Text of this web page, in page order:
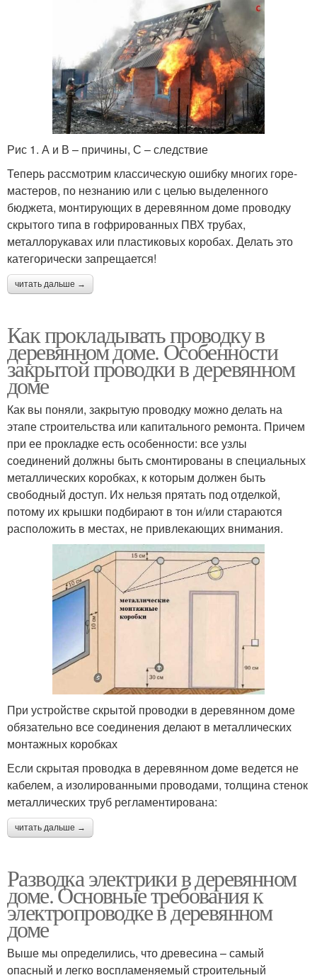
Рис 1. А и В – причины, С – следствие
Теперь рассмотрим классическую ошибку многих горе-
мастеров, по незнанию или с целью выделенного
бюджета, монтирующих в деревянном доме проводку
скрытого типа в гофрированных ПВХ трубах,
металлорукавах или пластиковых коробах. Делать это
категорически запрещается!
читать дальше →
Как прокладывать проводку в
деревянном доме. Особенности
закрытой проводки в деревянном
доме
Как вы поняли, закрытую проводку можно делать на
этапе строительства или капитального ремонта. Причем
при ее прокладке есть особенности: все узлы
соединений должны быть смонтированы в специальных
металлических коробках, к которым должен быть
свободный доступ. Их нельзя прятать под отделкой,
потому их крышки подбирают в тон и/или стараются
расположить в местах, не привлекающих внимания.
При устройстве скрытой проводки в деревянном доме
обязательно все соединения делают в металлических
монтажных коробках
Если скрытая проводка в деревянном доме ведется не
кабелем, а изолированными проводами, толщина стенок
металлических труб регламентирована:
читать дальше →
Разводка электрики в деревянном
доме. Основные требования к
электропроводке в деревянном
доме
Выше мы определились, что древесина – самый
опасный и легко воспламеняемый строительный